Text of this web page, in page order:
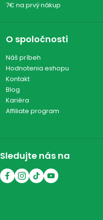
7€ na prvý nákup
O spoločnosti
Náš príbeh
Hodnotenia eshopu
Kontakt
Blog
Kariéra
Affiliate program
Sledujte nás na